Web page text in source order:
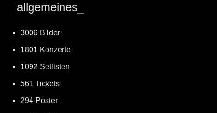
allgemeines_
3006 Bilder
1801 Konzerte
1092 Setlisten
561 Tickets
294 Poster